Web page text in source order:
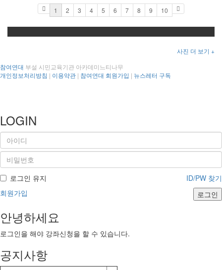
1 2 3 4 5 6 7 8 9 10
사진 더 보기 +
참여연대 부설 시민교육기관 아카데미느티나무
개인정보처리방침 | 이용약관 | 참여연대 회원가입 | 뉴스레터 구독
LOGIN
로그인 유지
ID/PW 찾기
회원가입
로그인
안녕하세요
로그인을 해야 강좌신청을 할 수 있습니다.
공지사항